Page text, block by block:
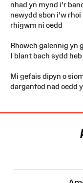
nhad yn mynd i'r
newydd sbon i'w
rhigwm ni oedd
Rhowch galennig yn
I blant bach sydd
Mi gefais dipyn o
darganfod nad oedd